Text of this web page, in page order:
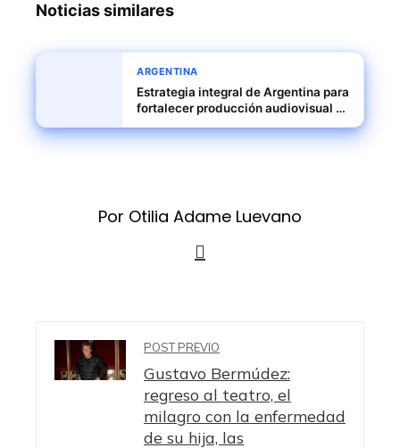
Noticias similares
ARGENTINA
Estrategia integral de Argentina para
fortalecer producción audiovisual y
sectores creativos
Por Otilia Adame Luevano
POST PREVIO
Gustavo Bermúdez:
regreso al teatro, el
milagro con la enfermedad
de su hija, las